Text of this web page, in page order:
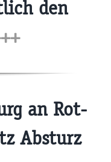
den
an Rot-
Absturz